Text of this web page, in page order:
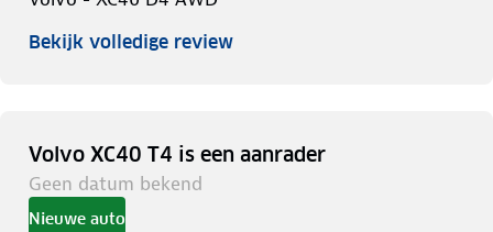
Bekijk volledige review
Volvo XC40 T4 is een aanrader
Geen datum bekend
Nieuwe auto